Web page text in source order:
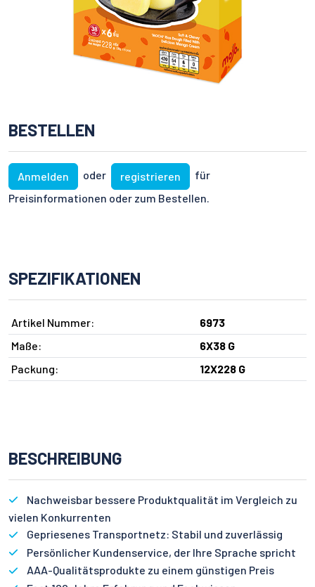
BESTELLEN
Anmelden oder registrieren
für
Preisinformationen oder zum Bestellen.
SPEZIFIKATIONEN
Artikel Nummer:
6973
Maße:
6X38 G
Packung:
12X228 G
BESCHREIBUNG
Nachweisbar bessere Produktqualität im Vergleich zu
vielen Konkurrenten
Gepriesenes Transportnetz: Stabil und zuverlässig
Persönlicher Kundenservice, der Ihre Sprache spricht
AAA-Qualitätsprodukte zu einem günstigen Preis